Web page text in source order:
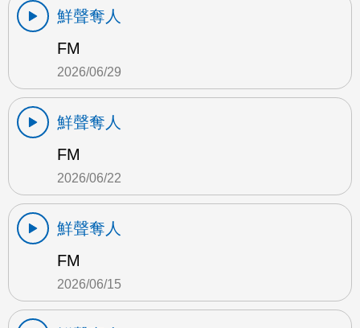
鮮聲奪人
FM
2026/06/29
鮮聲奪人
FM
2026/06/22
鮮聲奪人
FM
2026/06/15